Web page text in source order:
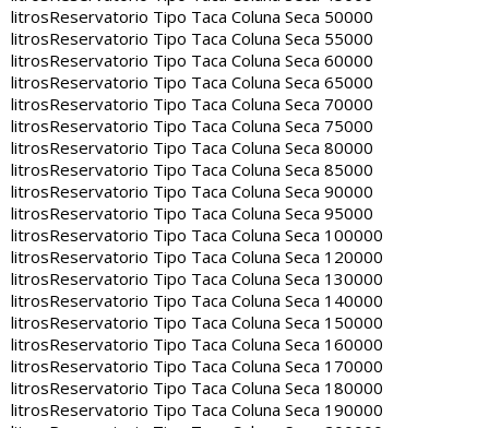
litrosReservatorio Tipo Taca Coluna Seca 50000
litrosReservatorio Tipo Taca Coluna Seca 55000
litrosReservatorio Tipo Taca Coluna Seca 60000
litrosReservatorio Tipo Taca Coluna Seca 65000
litrosReservatorio Tipo Taca Coluna Seca 70000
litrosReservatorio Tipo Taca Coluna Seca 75000
litrosReservatorio Tipo Taca Coluna Seca 80000
litrosReservatorio Tipo Taca Coluna Seca 85000
litrosReservatorio Tipo Taca Coluna Seca 90000
litrosReservatorio Tipo Taca Coluna Seca 95000
litrosReservatorio Tipo Taca Coluna Seca 100000
litrosReservatorio Tipo Taca Coluna Seca 120000
litrosReservatorio Tipo Taca Coluna Seca 130000
litrosReservatorio Tipo Taca Coluna Seca 140000
litrosReservatorio Tipo Taca Coluna Seca 150000
litrosReservatorio Tipo Taca Coluna Seca 160000
litrosReservatorio Tipo Taca Coluna Seca 170000
litrosReservatorio Tipo Taca Coluna Seca 180000
litrosReservatorio Tipo Taca Coluna Seca 190000